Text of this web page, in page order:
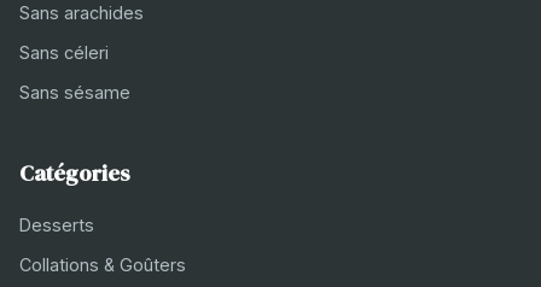
Sans arachides
Sans céleri
Sans sésame
Catégories
Desserts
Collations & Goûters